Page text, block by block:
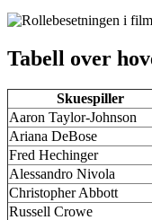
Tabell over
Skuespiller
Aaron Taylor-Johnson
Ariana DeBose
Fred Hechinger
Alessandro Nivola
Christopher Abbott
Russell Crowe